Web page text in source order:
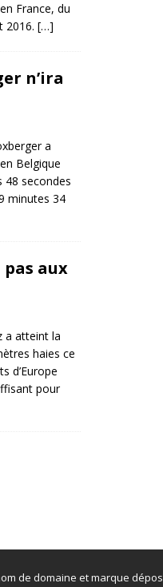
France, du
2016. […]
n’ira
a
Belgique
48 secondes
minutes 34
aux
a atteint la
haies ce
d’Europe
pour
de domaine et marque